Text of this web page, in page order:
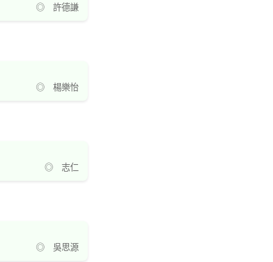
◎ 許德謙
◎ 楊樂怡
◎ 志仁
◎ 吳思源